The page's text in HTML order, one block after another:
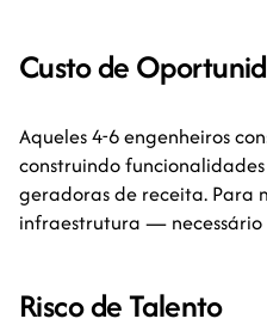
Custo de
Aqueles 4-6 engenheiros
construindo
geradoras de receita. Para
infraestrutura —
Risco de Talento